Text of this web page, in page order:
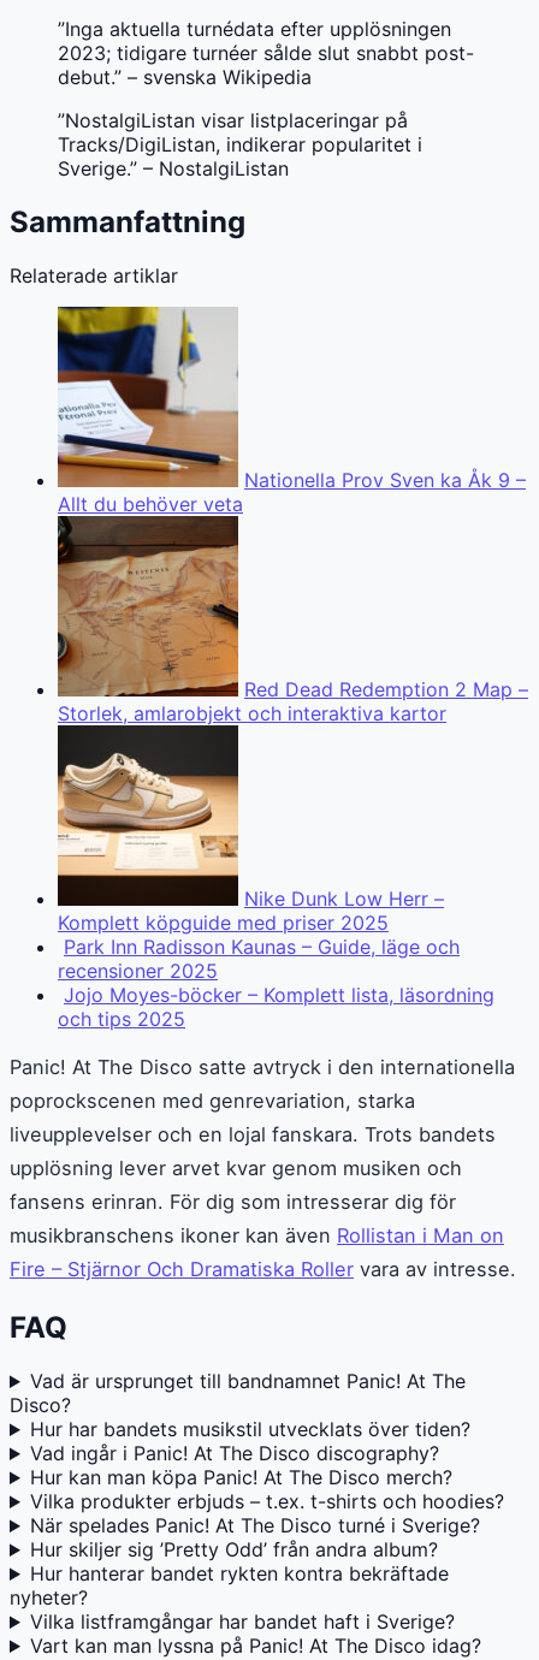
”Inga aktuella turnédata efter upplösningen
2023; tidigare turnéer sålde slut snabbt post-
debut.” – svenska Wikipedia
”NostalgiListan visar listplaceringar på
Tracks/DigiListan, indikerar popularitet i
Sverige.” – NostalgiListan
Sammanfattning
Relaterade artiklar
Nationella Prov Sven ka Åk 9 –
Allt du behöver veta
Red Dead Redemption 2 Map –
Storlek, amlarobjekt och interaktiva kartor
Nike Dunk Low Herr –
Komplett köpguide med priser 2025
Park Inn Radisson Kaunas – Guide, läge och
recensioner 2025
Jojo Moyes-böcker – Komplett lista, läsordning
och tips 2025
Panic! At The Disco satte avtryck i den internationella
poprockscenen med genrevariation, starka
liveupplevelser och en lojal fanskara. Trots bandets
upplösning lever arvet kvar genom musiken och
fansens erinran. För dig som intresserar dig för
musikbranschens ikoner kan även Rollistan i Man on
Fire – Stjärnor Och Dramatiska Roller vara av intresse.
FAQ
Vad är ursprunget till bandnamnet Panic! At The
Disco?
Hur har bandets musikstil utvecklats över tiden?
Vad ingår i Panic! At The Disco discography?
Hur kan man köpa Panic! At The Disco merch?
Vilka produkter erbjuds – t.ex. t-shirts och hoodies?
När spelades Panic! At The Disco turné i Sverige?
Hur skiljer sig ’Pretty Odd’ från andra album?
Hur hanterar bandet rykten kontra bekräftade
nyheter?
Vilka listframgångar har bandet haft i Sverige?
Vart kan man lyssna på Panic! At The Disco idag?